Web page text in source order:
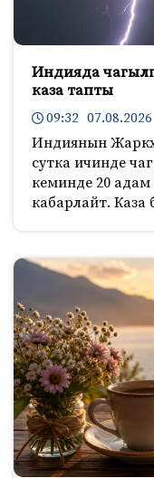
Индияда
каза тапты
09:32 07.08.2026
Индиянын
сутка ичинде
кеминде 20 адам
кабарлайт. Каза